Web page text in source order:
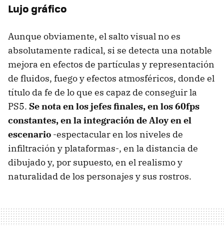
Lujo gráfico
Aunque obviamente, el salto visual no es
absolutamente radical, si se detecta una notable
mejora en efectos de partículas y representación
de fluidos, fuego y efectos atmosféricos, donde el
título da fe de lo que es capaz de conseguir la
PS5. Se nota en los jefes finales, en los 60fps
constantes, en la integración de Aloy en el
escenario -espectacular en los niveles de
infiltración y plataformas-, en la distancia de
dibujado y, por supuesto, en el realismo y
naturalidad de los personajes y sus rostros.